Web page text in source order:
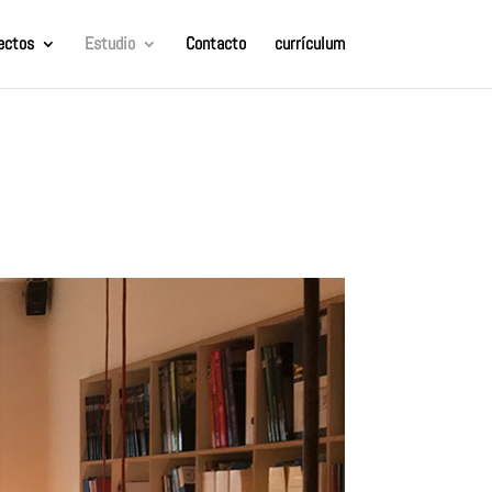
Estudio Contacto currículum